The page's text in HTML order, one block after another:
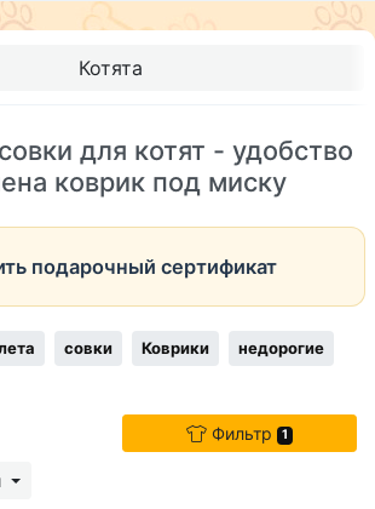
Котята
для котят - удобство
коврик под миску
подарочный сертификат
совки Коврики недорогие
Фильтр 1